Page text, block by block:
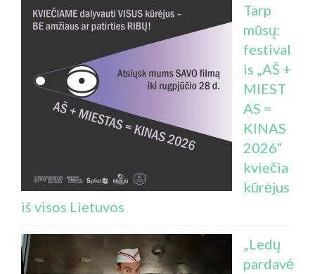
Tarp
mūsų:
festival
is „AŠ +
MIEST
AS =
KINAS
2026“
kviečia
kūrėjus
iš visos Lietuvos
„Ledų
pardavė